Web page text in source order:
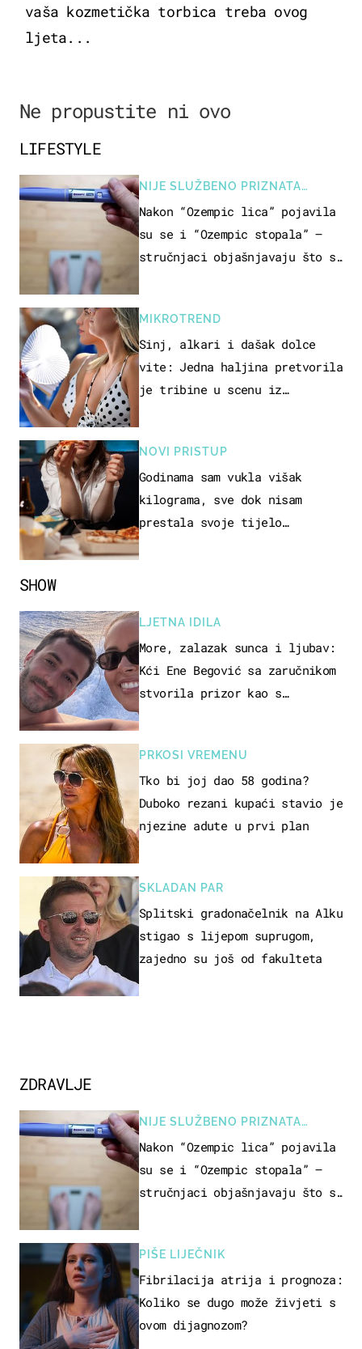
vaša kozmetička torbica treba ovog
ljeta...
Ne propustite ni ovo
SHOW
LJETNA IDILA
More, zalazak sunca i ljubav:
Kći Ene Begović sa zaručnikom
stvorila prizor kao s
PRKOSI VREMENU
Tko bi joj dao 58 godina?
Duboko rezani kupaći stavio je
njezine adute u prvi plan
SKLADAN PAR
Splitski gradonačelnik na Alku
stigao s lijepom suprugom,
zajedno su još od fakulteta
ZDRAVLJE
NIJE SLUŽBENO PRIZNATA
NUSPOJAVA, ALI ...
Nakon “Ozempic lica” pojavila
su se i “Ozempic stopala” –
stručnjaci objašnjavaju što se
PIŠE LIJEČNIK
Fibrilacija atrija i prognoza:
Koliko se dugo može živjeti s
ovom dijagnozom?
LIFESTYLE
NIJE SLUŽBENO PRIZNATA
NUSPOJAVA, ALI ...
Nakon “Ozempic lica” pojavila
su se i “Ozempic stopala” –
stručnjaci objašnjavaju što se
MIKROTREND
Sinj, alkari i dašak dolce
vite: Jedna haljina pretvorila
je tribine u scenu iz
NOVI PRISTUP
Godinama sam vukla višak
kilograma, sve dok nisam
prestala svoje tijelo